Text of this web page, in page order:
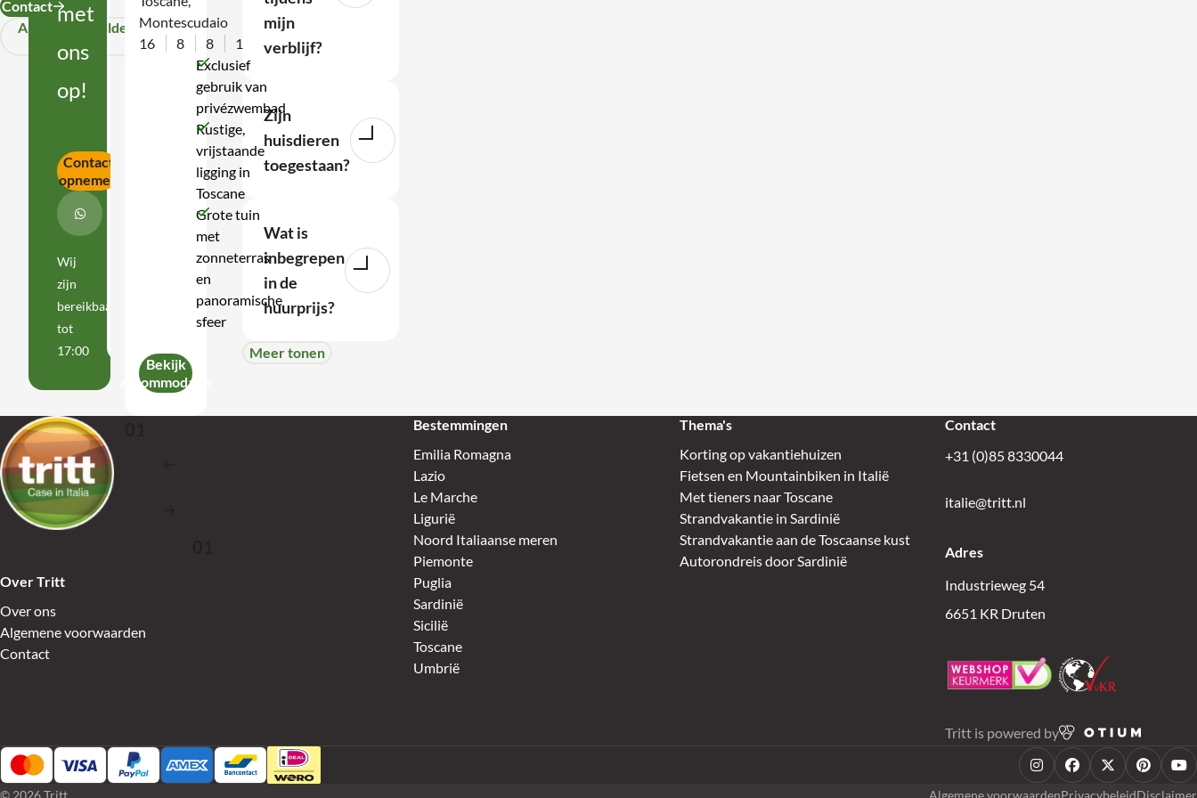
Contact
Alle veelgestelde
vragen
mijn
verblijf?
Zijn
huisdieren
toegestaan?
Wat is
inbegrepen
in de
huurprijs?
Meer tonen
met
ons
op!
Contact
opnemen
WhatsApp
Wij
zijn
bereikbaar
tot
17:00
specialist
met
laagste
garantie
Aanbod
maat
Montescudaio
16
8 8
1
Exclusief
gebruik van
privézwembad
Rustige,
vrijstaande
ligging in
Toscane
Grote tuin
met
zonneterras
en
panoramische
sfeer
Bekijk
accommodatie
Terug naar de startpagina
Over Tritt
Over ons
Algemene voorwaarden
Contact
Bestemmingen
Emilia Romagna
Lazio
Le Marche
Ligurië
Noord Italiaanse meren
Piemonte
Puglia
Sardinië
Sicilië
Toscane
Umbrië
Thema's
Korting op vakantiehuizen
Fietsen en Mountainbiken in Italië
Met tieners naar Toscane
Strandvakantie in Sardinië
Strandvakantie aan de Toscaanse kust
Autorondreis door Sardinië
Contact
+31 (0)85 8330044
italie@tritt.nl
Adres
Industrieweg 54
6651 KR Druten
Tritt is powered by
InstagramFacebook
X
© 2026 Tritt Algemene voorwaardenPrivacybeleidDisclaimer